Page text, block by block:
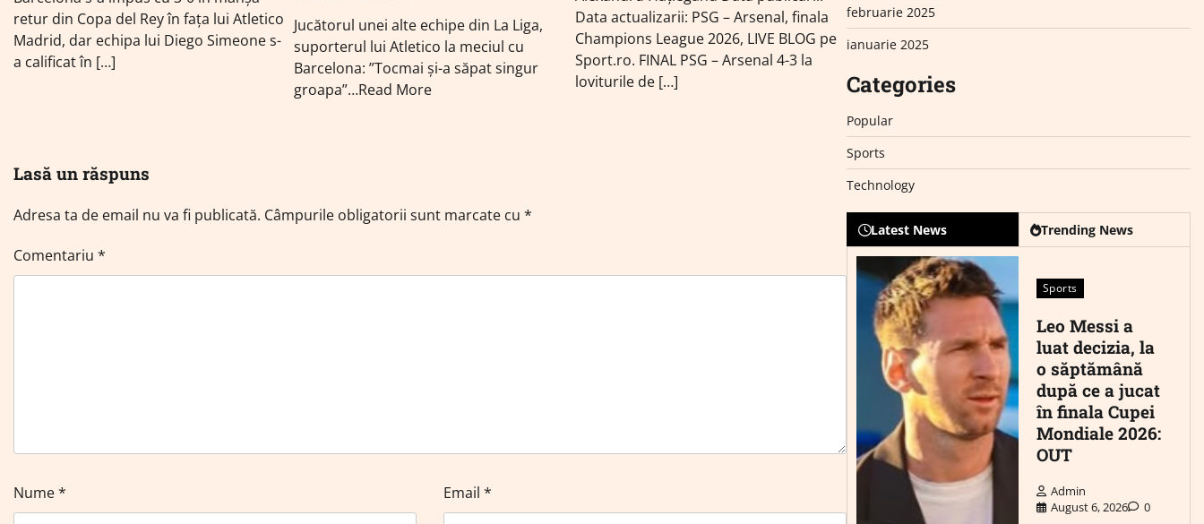
retur din Copa del Rey în fața lui Atletico
Madrid, dar echipa lui Diego Simeone s-
a calificat în […]
Jucătorul unei alte echipe din La Liga,
suporterul lui Atletico la meciul cu
Barcelona: ”Tocmai și-a săpat singur
groapa”…Read More
Data actualizarii: PSG – Arsenal, finala
Champions League 2026, LIVE BLOG pe
Sport.ro. FINAL PSG – Arsenal 4-3 la
loviturile de […]
Lasă un răspuns
Adresa ta de email nu va fi publicată. Câmpurile obligatorii sunt marcate cu *
Comentariu *
Nume* Email *
februarie 2025
ianuarie 2025
Categories
Popular
Sports
Technology
Latest News Trending News
Sports
Leo Messi a
luat decizia, la
o săptămână
după ce a jucat
în finala Cupei
Mondiale 2026:
OUT
Admin
August 6, 2026
0